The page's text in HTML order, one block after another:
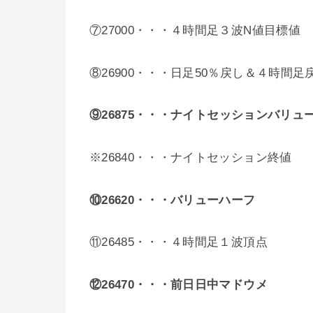
⑦27000・・・４時間足３波N値目標値
⑧26900・・・日足50％戻し＆４時間足
⑨26875 ・・・ナイトセッションバリュ
※26840・・・ナイトセッション終値
⑩26620・・・バリューハーフ
⑪26485・・・４時間足１波頂点
⑫26470・・・前日日中マドウメ